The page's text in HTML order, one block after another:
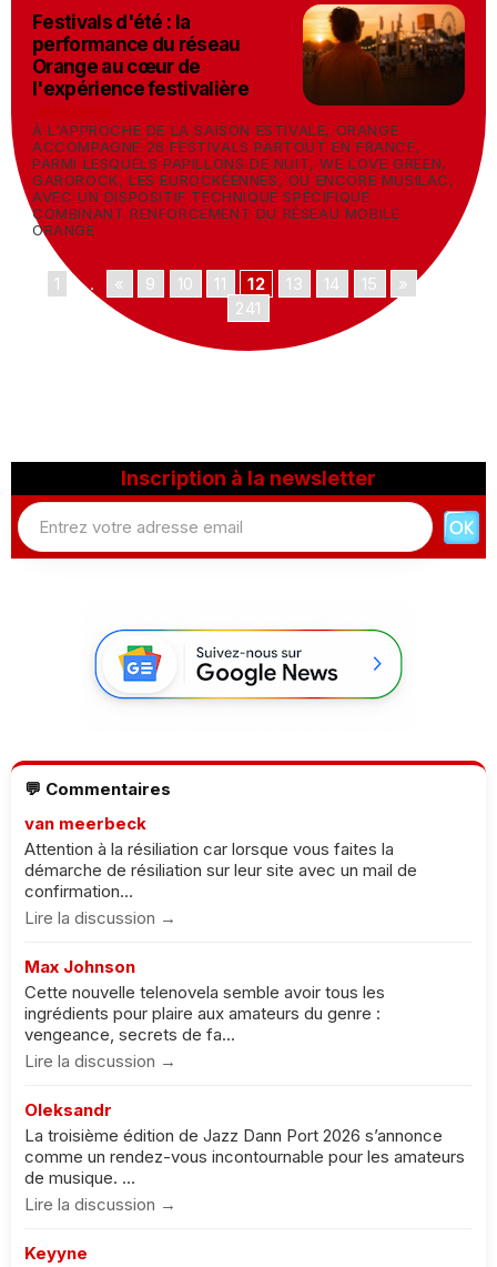
Festivals d'été : la
performance du réseau
Orange au cœur de
l'expérience festivalière
À L'APPROCHE DE LA SAISON ESTIVALE, ORANGE
ACCOMPAGNE 26 FESTIVALS PARTOUT EN FRANCE,
PARMI LESQUELS PAPILLONS DE NUIT, WE LOVE GREEN,
GAROROCK, LES EUROCKÉENNES, OU ENCORE MUSILAC,
AVEC UN DISPOSITIF TECHNIQUE SPÉCIFIQUE
COMBINANT RENFORCEMENT DU RÉSEAU MOBILE
ORANGE
1 ... « 9 10 11 12 13 14 15 »
241
Inscription à la newsletter
💬 Commentaires
van meerbeck
Attention à la résiliation car lorsque vous faites la
démarche de résiliation sur leur site avec un mail de
confirmation...
Lire la discussion →
Max Johnson
Cette nouvelle telenovela semble avoir tous les
ingrédients pour plaire aux amateurs du genre :
vengeance, secrets de fa...
Lire la discussion →
Oleksandr
La troisième édition de Jazz Dann Port 2026 s’annonce
comme un rendez-vous incontournable pour les amateurs
de musique. ...
Lire la discussion →
Keyyne